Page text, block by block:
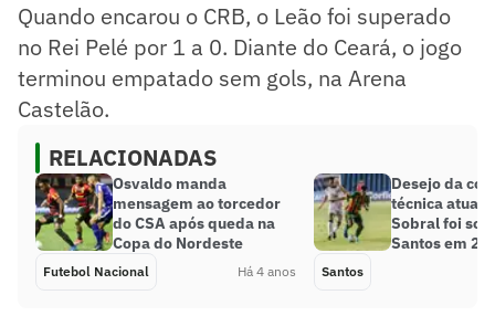
Quando encarou o CRB, o Leão foi superado
no Rei Pelé por 1 a 0. Diante do Ceará, o jogo
terminou empatado sem gols, na Arena
Castelão.
RELACIONADAS
Osvaldo manda
mensagem ao torcedor
do CSA após queda na
Copa do Nordeste
Futebol Nacional Há 4 anos
Desejo da
técnica atual,
Sobral foi
Santos em
Santos